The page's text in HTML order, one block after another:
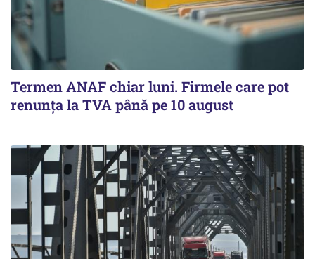
Termen ANAF chiar luni. Firmele care pot
renunța la TVA până pe 10 august